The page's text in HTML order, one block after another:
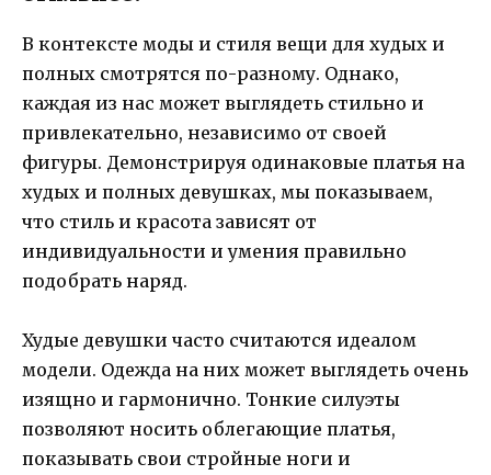
В контексте моды и стиля вещи для худых и
полных смотрятся по-разному. Однако,
каждая из нас может выглядеть стильно и
привлекательно, независимо от своей
фигуры. Демонстрируя одинаковые платья на
худых и полных девушках, мы показываем,
что стиль и красота зависят от
индивидуальности и умения правильно
подобрать наряд.
Худые девушки часто считаются идеалом
модели. Одежда на них может выглядеть очень
изящно и гармонично. Тонкие силуэты
позволяют носить облегающие платья,
показывать свои стройные ноги и